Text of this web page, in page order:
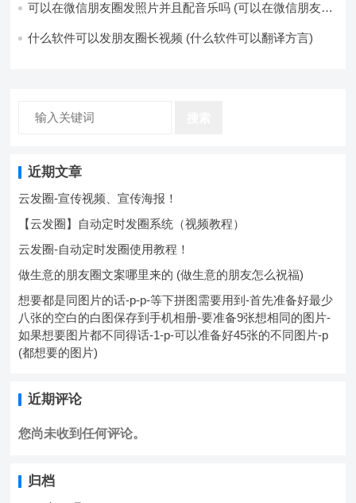
可以在微信朋友圈发照片并且配音乐吗 (可以在微信朋友圈
什么软件可以发朋友圈长视频 (什么软件可以翻译方言)
近期文章
云发圈-宣传视频、宣传海报！
【云发圈】自动定时发圈系统（视频教程）
云发圈-自动定时发圈使用教程！
做生意的朋友圈文案哪里来的 (做生意的朋友怎么祝福)
想要都是同图片的话-p-p-等下拼图需要用到-首先准备好最少
八张的空白的白图保存到手机相册-要准备9张想相同的图片-
如果想要图片都不同得话-1-p-可以准备好45张的不同图片-p
(都想要的图片)
近期评论
您尚未收到任何评论。
归档